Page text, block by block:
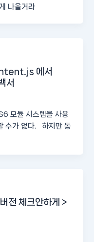
나올거라
에서
서
모듈 시스템을 사용
수가 없다. 하지만 동
체크안하게 >